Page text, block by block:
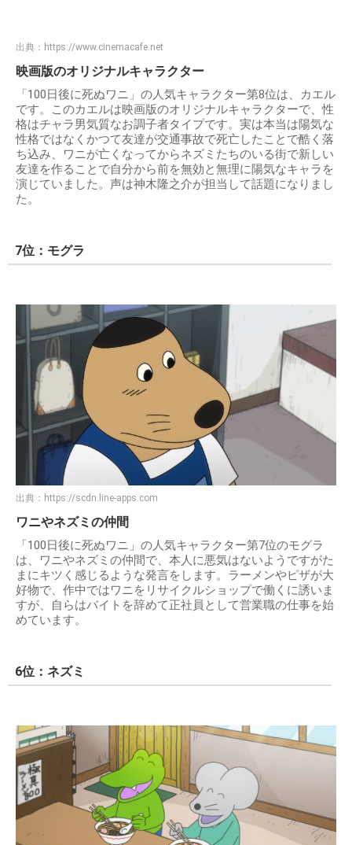
出典： https://www.cinemacafe.net
映画版のオリジナルキャラクター
「100日後に死ぬワニ」の人気キャラクター第8位は、カエル
です。このカエルは映画版のオリジナルキャラクターで、性
格はチャラ男気質なお調子者タイプです。実は本当は陽気な
性格ではなくかつて友達が交通事故で死亡したことで酷く落
ち込み、ワニが亡くなってからネズミたちのいる街で新しい
友達を作ることで自分から前を無効と無理に陽気なキャラを
演じていました。声は神木隆之介が担当して話題になりまし
た。
7位：モグラ
出典： https://scdn.line-apps.com
ワニやネズミの仲間
「100日後に死ぬワニ」の人気キャラクター第7位のモグラ
は、ワニやネズミの仲間で、本人に悪気はないようですがた
まにキツく感じるような発言をします。ラーメンやピザが大
好物で、作中ではワニをリサイクルショップで働くに誘いま
すが、自らはバイトを辞めて正社員として営業職の仕事を始
めています。
6位：ネズミ